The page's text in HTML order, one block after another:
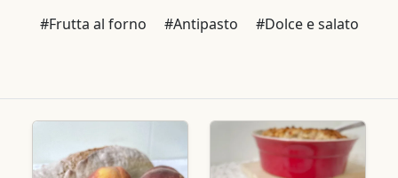
#Frutta al forno
#Antipasto #Dolce e salato